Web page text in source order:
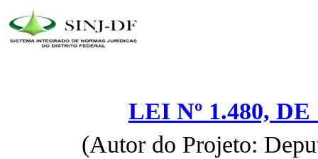
LEI Nº 1.480,
(Autor do Projeto: